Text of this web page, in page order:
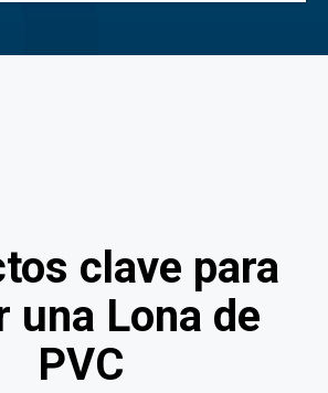
clave para
una Lona de
PVC